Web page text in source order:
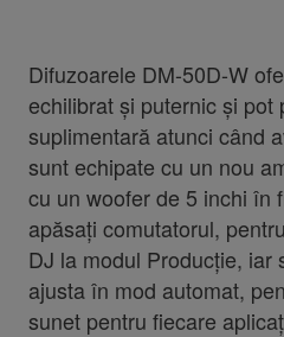
Difuzoarele DM-50D-W
echilibrat și puternic și pot
suplimentară atunci când
sunt echipate cu un nou
cu un woofer de 5 inchi în
apăsați comutatorul,
DJ la modul Producție, iar
ajusta în mod automat,
sunet pentru fiecare